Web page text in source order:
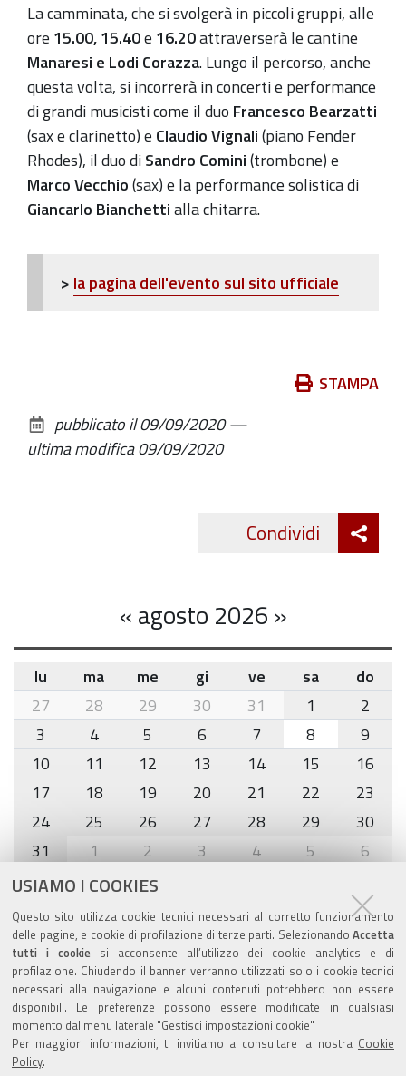
USIAMO I COOKIES
Questo sito utilizza cookie tecnici necessari al corretto funzionamento
delle pagine, e cookie di profilazione di terze parti. Selezionando Accetta
tutti i cookiesi acconsente all’utilizzo dei cookie analytics e di
profilazione. Chiudendo il banner verranno utilizzati solo i cookie tecnici
necessari alla navigazione e alcuni contenuti potrebbero non essere
disponibili. Le preferenze possono essere modificate in qualsiasi
momento dal menu laterale "Gestisci impostazioni cookie".
Per maggiori informazioni, ti invitiamo a consultare la nostra Cookie
Policy.
La camminata, che si svolgerà in piccoli gruppi, alle
ore 15.00, 15.40e 16.20attraverserà le cantine
Manaresi e Lodi Corazza. Lungo il percorso, anche
questa volta, si incorrerà in concerti e performance
di grandi musicisti come il duo Francesco Bearzatti
(sax e clarinetto) e Claudio Vignali(piano Fender
Rhodes), il duo diSandro Comini(trombone) e
Marco Vecchio(sax) e la performance solistica di
Giancarlo Bianchettialla chitarra.
> la pagina dell'evento sul sito ufficiale
documento
STAMPA
pubblicato il09/09/2020—
ultima modifica09/09/2020
Condividi
«agosto 2026 »
month-
8
lu ma me gi ve sa
do
27
28 29 30 31 1
2
3
4 5 6 7 8
9
10
11 12 13 14 15
16
17
18 19 20 21 22
23
24
25 26 27 28 29
30
31
1 2 3 4 5 6
Agenda eventi
torna alla sezione
Valuta questo sito